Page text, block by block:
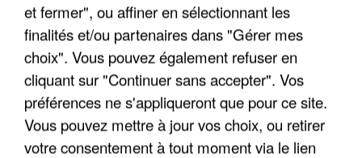
et fermer", ou affiner en sélectionnant les
finalités et/ou partenaires dans "Gérer mes
choix". Vous pouvez également refuser en
cliquant sur "Continuer sans accepter". Vos
préférences ne s'appliqueront que pour ce site.
Vous pouvez mettre à jour vos choix, ou retirer
votre consentement à tout moment via le lien